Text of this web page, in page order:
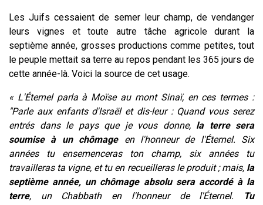
Les Juifs cessaient de semer leur champ, de vendanger
leurs vignes et toute autre tâche agricole durant la
septième année, grosses productions comme petites, tout
le peuple mettait sa terre au repos pendant les 365 jours de
cette année-là. Voici la source de cet usage.
« L'Éternel parla à Moïse au mont Sinaï, en ces termes :
"Parle aux enfants d'Israël et dis-leur : Quand vous serez
entrés dans le pays que je vous donne, la terre sera
soumise à un chômage en l'honneur de l'Éternel. Six
années tu ensemenceras ton champ, six années tu
travailleras ta vigne, et tu en recueilleras le produit ; mais, la
septième année, un chômage absolu sera accordé à la
terre, un Chabbath en l'honneur de l'Éternel.
Tu